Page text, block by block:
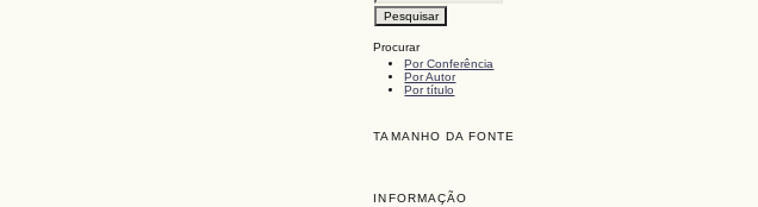
Procurar
Por Conferência
Por Autor
Por título
TAMANHO DA FONTE
INFORMAÇÃO